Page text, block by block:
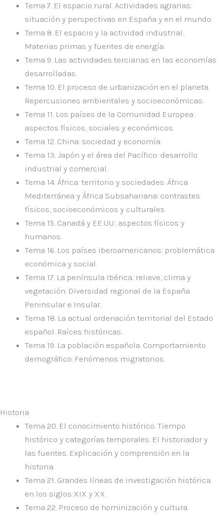
Tema 7. El espacio rural. Actividades agrarias:
situación y perspectivas en España y en el mundo.
Tema 8. El espacio y la actividad industrial.
Materias primas y fuentes de energía.
Tema 9. Las actividades terciarias en las economías
desarrolladas.
Tema 10. El proceso de urbanización en el planeta.
Repercusiones ambientales y socioeconómicas.
Tema 11. Los países de la Comunidad Europea:
aspectos físicos, sociales y económicos.
Tema 12. China: sociedad y economía.
Tema 13. Japón y el área del Pacífico: desarrollo
industrial y comercial.
Tema 14. África: territorio y sociedades. África
Mediterránea y África Subsahariana: contrastes
físicos, socioeconómicos y culturales.
Tema 15. Canadá y EE.UU.: aspectos físicos y
humanos.
Tema 16. Los países iberoamericanos: problemática
económica y social.
Tema 17. La península Ibérica: relieve, clima y
vegetación. Diversidad regional de la España
Peninsular e Insular.
Tema 18. La actual ordenación territorial del Estado
español. Raíces históricas.
Tema 19. La población española. Comportamiento
demográfico. Fenómenos migratorios.
Historia
Tema 20. El conocimiento histórico. Tiempo
histórico y categorías temporales. El historiador y
las fuentes. Explicación y comprensión en la
historia.
Tema 21. Grandes líneas de investigación histórica
en los siglos XIX y XX.
Tema 22. Proceso de hominización y cultura